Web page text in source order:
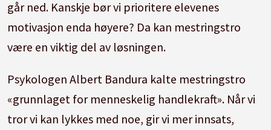
går ned. Kanskje bør vi prioritere elevenes
motivasjon enda høyere? Da kan mestringstro
være en viktig del av løsningen.
Psykologen Albert Bandura kalte mestringstro
«grunnlaget for menneskelig handlekraft». Når vi
tror vi kan lykkes med noe, gir vi mer innsats,